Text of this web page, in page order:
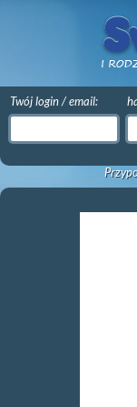
Twój login / email: